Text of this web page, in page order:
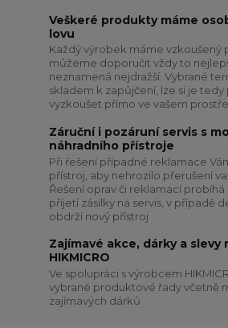
Veškeré produkty máme
lovu
Každý výrobek máme vzkoušený
můžeme doporučit vždy to
neznamená nejdražší. Vybrané
skladem k zapůjčení, lze si je
vyzkoušet přímo ve vašem
Záruční i pozáruní servis s
náhradního přístroje
Při řešení případné reklamace
přístroj, aby nehrozilo přerušení
Řešení oprav či reklamací probíhá
přijetí zásilky na servis, v případě
obdrží nový přístroj
Zajímavé akce, dárky a slevy
HIKMICRO
Ve spolupráci s výrobcem
vybrané produktové řady včetně
zajímavých dárků